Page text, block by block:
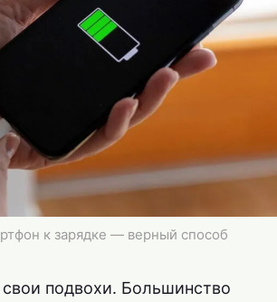
к зарядке — верный способ
подвохи. Большинство